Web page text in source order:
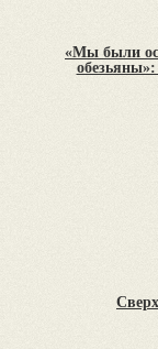
«Мы были